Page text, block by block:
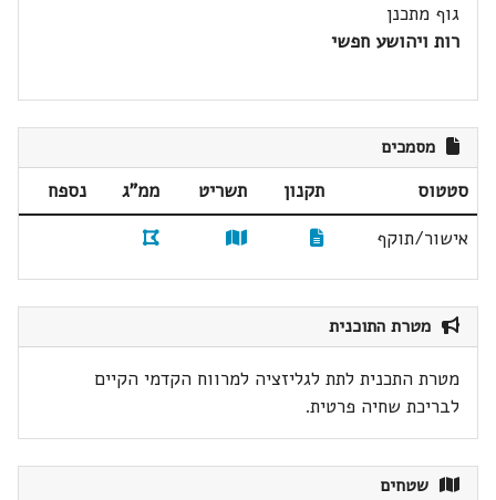
גוף מתכנן
רות ויהושע חפשי
מסמכים
סטטוס תקנון תשריט ממ"ג
נספח
אישור/תוקף
מטרת התוכנית
מטרת התכנית לתת לגליזציה למרווח הקדמי הקיים
לבריכת שחיה פרטית.
שטחים